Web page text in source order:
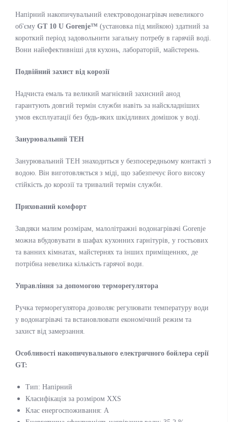
Напірний накопичувальний електроводонагрівач невеликого
об'єму GT 10 U Gorenje™ (установка під мийкою) здатний за
короткий період задовольнити загальну потребу в гарячій воді.
Вони найефективніші для кухонь, лабораторій, майстерень.
Подвійний захист від корозії
Надчиста емаль та великий магнієвий захисний анод
гарантують довгий термін служби навіть за найскладніших
умов експлуатації без будь-яких шкідливих домішок у воді.
Занурювальний ТЕН
Занурювальний ТЕН знаходиться у безпосередньому контакті з
водою. Він виготовляється з міді, що забезпечує його високу
стійкість до корозії та тривалий термін служби.
Прихований комфорт
Завдяки малим розмірам, малолітражні водонагрівачі Gorenje
можна вбудовувати в шафах кухонних гарнітурів, у гостьових
та ванних кімнатах, майстернях та інших приміщеннях, де
потрібна невелика кількість гарячої води.
Управління за допомогою терморегулятора
Ручка терморегулятора дозволяє регулювати температуру води
у водонагрівачі та встановлювати економічний режим та
захист від замерзання.
Особливості накопичувального електричного бойлера серії
GT:
Тип: Напірний
Класифікація за розміром XXS
Клас енергоспоживання: A